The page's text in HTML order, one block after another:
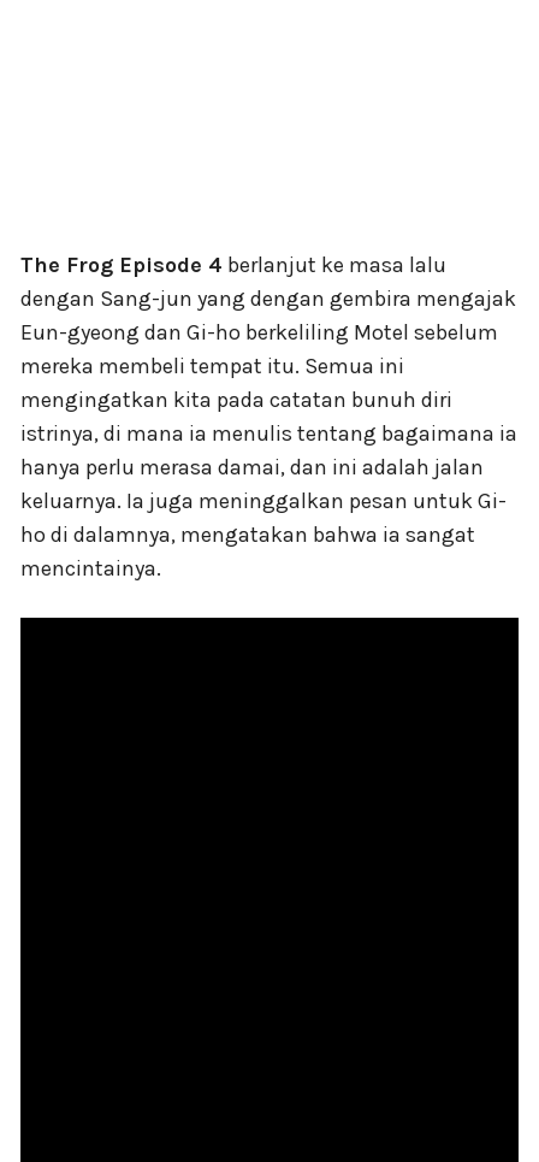
The Frog Episode 4 berlanjut ke masa lalu
dengan Sang-jun yang dengan gembira mengajak
Eun-gyeong dan Gi-ho berkeliling Motel sebelum
mereka membeli tempat itu. Semua ini
mengingatkan kita pada catatan bunuh diri
istrinya, di mana ia menulis tentang bagaimana ia
hanya perlu merasa damai, dan ini adalah jalan
keluarnya. Ia juga meninggalkan pesan untuk Gi-
ho di dalamnya, mengatakan bahwa ia sangat
mencintainya.